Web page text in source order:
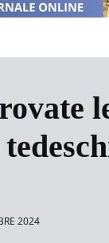
2024